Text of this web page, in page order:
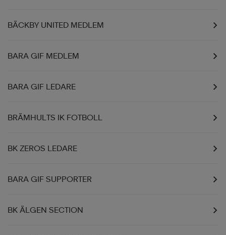
BÄCKBY UNITED MEDLEM
BARA GIF MEDLEM
BARA GIF LEDARE
BRÄMHULTS IK FOTBOLL
BK ZEROS LEDARE
BARA GIF SUPPORTER
BK ÄLGEN SECTION